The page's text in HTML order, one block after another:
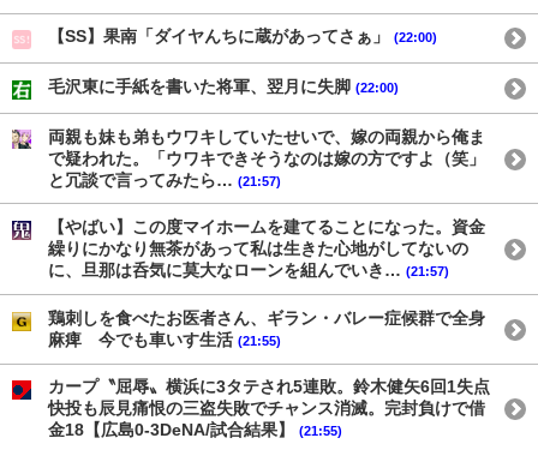
【SS】果南「ダイヤんちに蔵があってさぁ」 (22:00)
毛沢東に手紙を書いた将軍、翌月に失脚 (22:00)
両親も妹も弟もウワキしていたせいで、嫁の両親から俺ま
で疑われた。「ウワキできそうなのは嫁の方ですよ（笑」
と冗談で言ってみたら… (21:57)
【やばい】この度マイホームを建てることになった。資金
繰りにかなり無茶があって私は生きた心地がしてないの
に、旦那は呑気に莫大なローンを組んでいき… (21:57)
鶏刺しを食べたお医者さん、ギラン・バレー症候群で全身
麻痺 今でも車いす生活 (21:55)
カープ〝屈辱〟横浜に3タテされ5連敗。鈴木健矢6回1失点
快投も辰見痛恨の三盗失敗でチャンス消滅。完封負けで借
金18【広島0-3DeNA/試合結果】
(21:55)